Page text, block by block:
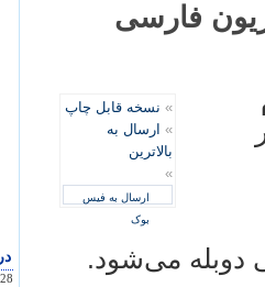
28 اسفند»
فارسی
» نسخه قابل چاپ
» ارسال به
بالاترین
»
ارسال به فیس
بوک
می‌شود.